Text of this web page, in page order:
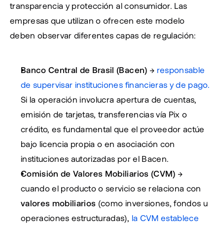
transparencia y protección al consumidor. Las
empresas que utilizan o ofrecen este modelo
deben observar diferentes capas de regulación:
Banco Central de Brasil (Bacen) → responsable
de supervisar instituciones financieras y de pago.
Si la operación involucra apertura de cuentas,
emisión de tarjetas, transferencias vía Pix o
crédito, es fundamental que el proveedor actúe
bajo licencia propia o en asociación con
instituciones autorizadas por el Bacen.
Comisión de Valores Mobiliarios (CVM) →
valores mobiliarios (como inversiones, fondos u
operaciones estructuradas), la CVM establece